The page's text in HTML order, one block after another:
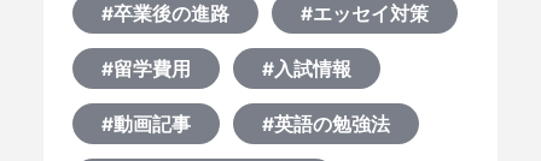
#卒業後の進路 #エッセイ対策
#留学費用 #入試情報
#動画記事 #英語の勉強法